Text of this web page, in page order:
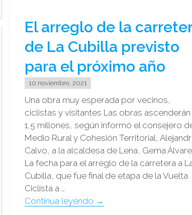
en
El arreglo de la
de La Cubilla previsto
para el próximo año
10 noviembre, 2021
Una obra muy esperada por vecinos,
ciclistas y visitantes Las obras ascenderán
1,5 millones, según informó el consejero
Medio Rural y Cohesión Territorial,
Calvo, a la alcaldesa de Lena, Gema
La fecha para el arreglo de la carretera a
Cubilla, que fue final de etapa de la Vuelta
Ciclista a …
Continua leyendo "El
→